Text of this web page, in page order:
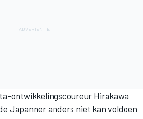
ontwikkelingscoureur Hirakawa
Japanner anders niet kan voldoen